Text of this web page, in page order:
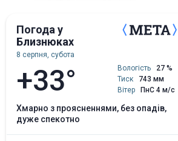
Погода у
Близнюках
8 серпня, субота
+33° Вологість
27 %
Тиск
743 мм
Вітер
ПнС 4 м/с
хмарно з проясненнями, без опадів,
дуже спекотно